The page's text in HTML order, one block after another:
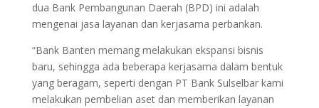
dua Bank Pembangunan Daerah (BPD) ini adalah
mengenai jasa layanan dan kerjasama perbankan.
“Bank Banten memang melakukan ekspansi bisnis
baru, sehingga ada beberapa kerjasama dalam bentuk
yang beragam, seperti dengan PT Bank Sulselbar kami
melakukan pembelian aset dan memberikan layanan